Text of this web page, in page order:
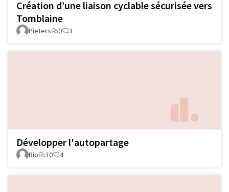
Création d’une liaison cyclable sécurisée vers
Tomblaine
Pieters 0 3
Développer l'autopartage
Rio 10 4